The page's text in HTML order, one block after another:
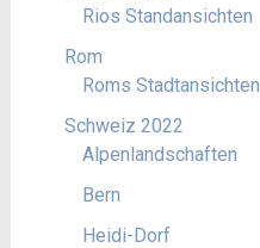
Rios Standansichten
Rom
Roms Stadtansichten
Schweiz 2022
Alpenlandschaften
Bern
Heidi-Dorf